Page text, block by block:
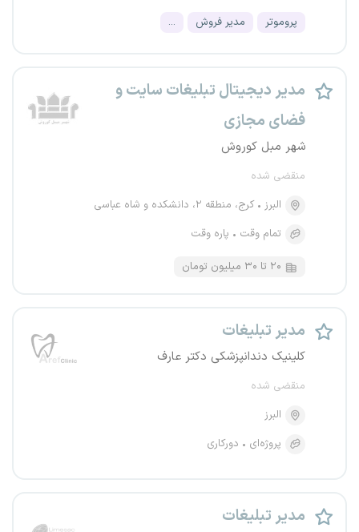
پروموتر مدیر فروش ...
مدیر دیجیتال تبلیغات سایت و
فضای مجازی
شهر مبل کوروش
منقضی شده
البرز
کرج، منطقه ۲، دانشکده و شاه عباسی
تمام وقت
پاره وقت
۲۰ تا ۳۰ میلیون تومان
مدیر تبلیغات
کلینیک دندانپزشکی دکتر عارف
منقضی شده
البرز
پروژه‌ای
دورکاری
مدیر تبلیغات